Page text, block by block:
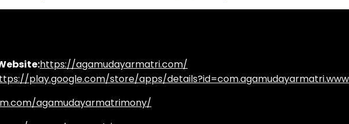
https://agamudayarmatri.com/
play.google.com/store/apps/details?id=com.agamudayarmatri.www
agamudayarmatrimony/